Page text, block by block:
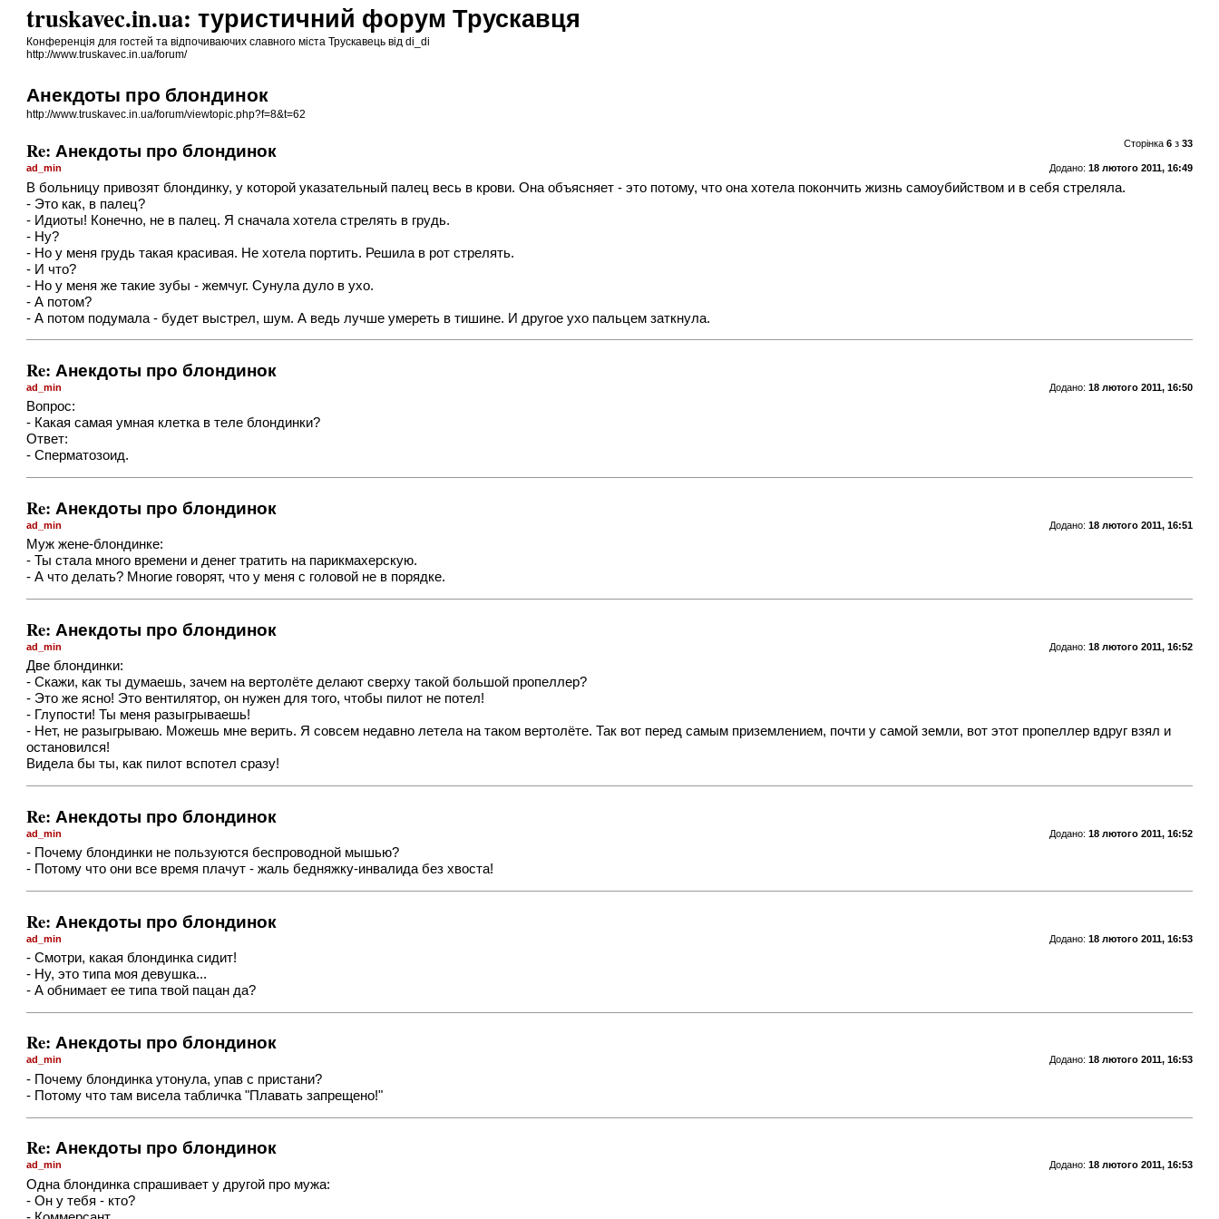
truskavec.in.ua: туристичний форум Трускавця
Конференція для гостей та відпочиваючих славного міста Трускавець від di_di
http://www.truskavec.in.ua/forum/
Анекдоты про блондинок
http://www.truskavec.in.ua/forum/viewtopic.php?f=8&t=62
Сторінка 6з 33
Re: Анекдоты про блондинок
Додано: 18 лютого 2011, 16:49
ad_min
В больницу привозят блондинку, у которой указательный палец весь в крови. Она объясняет - это потому, что она хотела покончить жизнь самоубийством и в себя стреляла.
- Это как, в палец?
- Идиоты! Конечно, не в палец. Я сначала хотела стрелять в грудь.
- Ну?
- Но у меня грудь такая красивая. Не хотела портить. Решила в рот стрелять.
- И что?
- Но у меня же такие зубы - жемчуг. Сунула дуло в ухо.
- А потом?
- А потом подумала - будет выстрел, шум. А ведь лучше умереть в тишине. И другое ухо пальцем заткнула.
Re: Анекдоты про блондинок
Додано: 18 лютого 2011, 16:50
ad_min
Вопрос:
- Какая самая умная клетка в теле блондинки?
Ответ:
- Сперматозоид.
Re: Анекдоты про блондинок
Додано: 18 лютого 2011, 16:51
ad_min
Муж жене-блондинке:
- Ты стала много времени и денег тратить на парикмахерскую.
- А что делать? Многие говорят, что у меня с головой не в порядке.
Re: Анекдоты про блондинок
Додано: 18 лютого 2011, 16:52
ad_min
Две блондинки:
- Скажи, как ты думаешь, зачем на вертолёте делают сверху такой большой пропеллер?
- Это же ясно! Это вентилятор, он нужен для того, чтобы пилот не потел!
- Глупости! Ты меня разыгрываешь!
- Нет, не разыгрываю. Можешь мне верить. Я совсем недавно летела на таком вертолёте. Так вот перед самым приземлением, почти у самой земли, вот этот пропеллер вдруг взял и
остановился!
Видела бы ты, как пилот вспотел сразу!
Re: Анекдоты про блондинок
Додано: 18 лютого 2011, 16:52
ad_min
- Почему блондинки не пользуются беспроводной мышью?
- Потому что они все время плачут - жаль бедняжку-инвалида без хвоста!
Re: Анекдоты про блондинок
Додано: 18 лютого 2011, 16:53
ad_min
- Смотри, какая блондинка сидит!
- Ну, это типа моя девушка...
- А обнимает ее типа твой пацан да?
Re: Анекдоты про блондинок
Додано: 18 лютого 2011, 16:53
ad_min
- Почему блондинка утонула, упав с пристани?
- Потому что там висела табличка "Плавать запрещено!"
Re: Анекдоты про блондинок
Додано: 18 лютого 2011, 16:53
ad_min
Одна блондинка спрашивает у другой про мужа:
- Он у тебя - кто?